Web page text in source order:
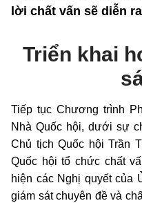
lời chất vấn sẽ diễn
Triển khai
Tiếp tục Chương trình
Nhà Quốc hội, dưới sự
Chủ tịch Quốc hội Trần
Quốc hội tổ chức chất
hiện các Nghị quyết của
giám sát chuyên đề và